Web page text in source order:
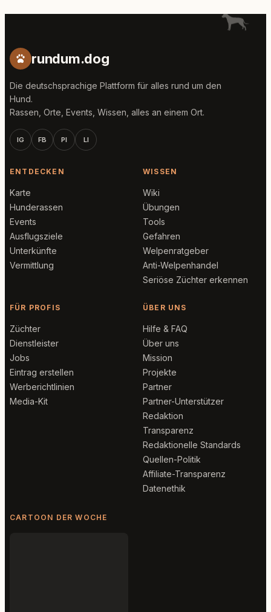
rundum.dog
Die deutschsprachige Plattform für alles rund um den
Hund.
Rassen, Orte, Events, Wissen, alles an einem Ort.
IG FB PI LI
ENTDECKEN
Karte
Hunderassen
Events
Ausflugsziele
Unterkünfte
Vermittlung
WISSEN
Wiki
Übungen
Tools
Gefahren
Welpenratgeber
Anti-Welpenhandel
Seriöse Züchter erkennen
FÜR PROFIS
Züchter
Dienstleister
Jobs
Eintrag erstellen
Werberichtlinien
Media-Kit
ÜBER UNS
Hilfe & FAQ
Über uns
Mission
Projekte
Partner
Partner-Unterstützer
Redaktion
Transparenz
Redaktionelle Standards
Quellen-Politik
Affiliate-Transparenz
Datenethik
CARTOON DER WOCHE